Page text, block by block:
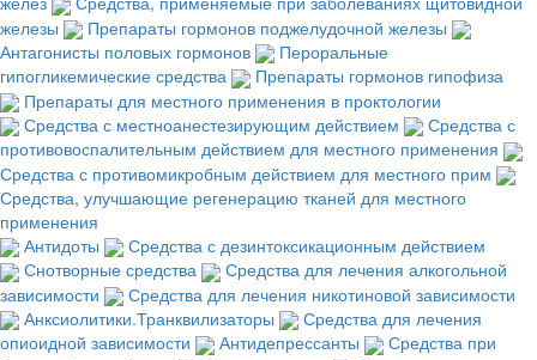
железы
Препараты гормонов поджелудочной железы
Антагонисты половых гормонов
Пероральные
гипогликемические средства
Препараты гормонов гипофиза
Препараты для местного применения в проктологии
Средства с местноанестезирующим действием
Средства с
противовоспалительным действием для местного применения
Средства с противомикробным действием для местного прим
Средства, улучшающие регенерацию тканей для местного
применения
Антидоты
Средства с дезинтоксикационным действием
Снотворные средства
Средства для лечения алкогольной
зависимости
Средства для лечения никотиновой зависимости
Анксиолитики.Транквилизаторы
Средства для лечения
опиоидной зависимости
Антидепрессанты
Средства при